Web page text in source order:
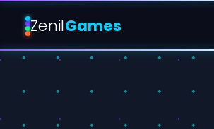
ZenilGames